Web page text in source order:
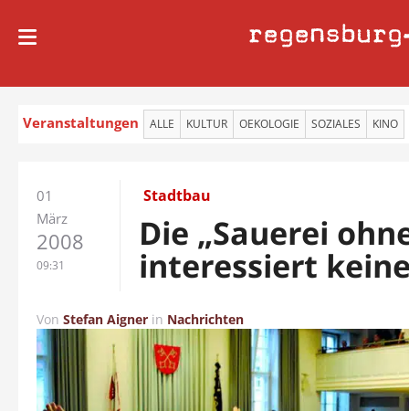
regensburg
Veranstaltungen ALLE KULTUR OEKOLOGIE SOZIALES KINO
01
März
2008
09:31
Stadtbau
Die „Sauerei
interessiert
Von Stefan Aigner in Nachrichten